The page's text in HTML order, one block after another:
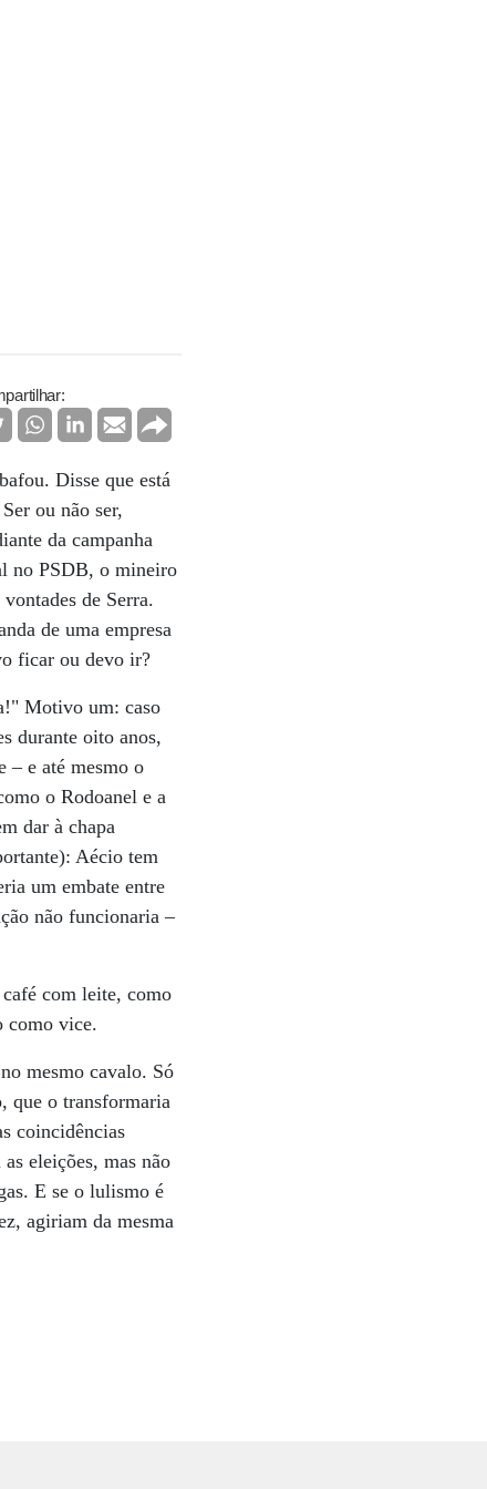
Disse que está
ou não ser,
da campanha
no PSDB, o mineiro
de Serra.
de uma empresa
ficar ou devo ir?
Motivo um: caso
durante oito anos,
– e até mesmo o
o Rodoanel e a
dar à chapa
Aécio tem
um embate entre
não funcionaria –
com leite, como
como vice.
mesmo cavalo. Só
que o transformaria
coincidências
eleições, mas não
E se o lulismo é
agiriam da mesma